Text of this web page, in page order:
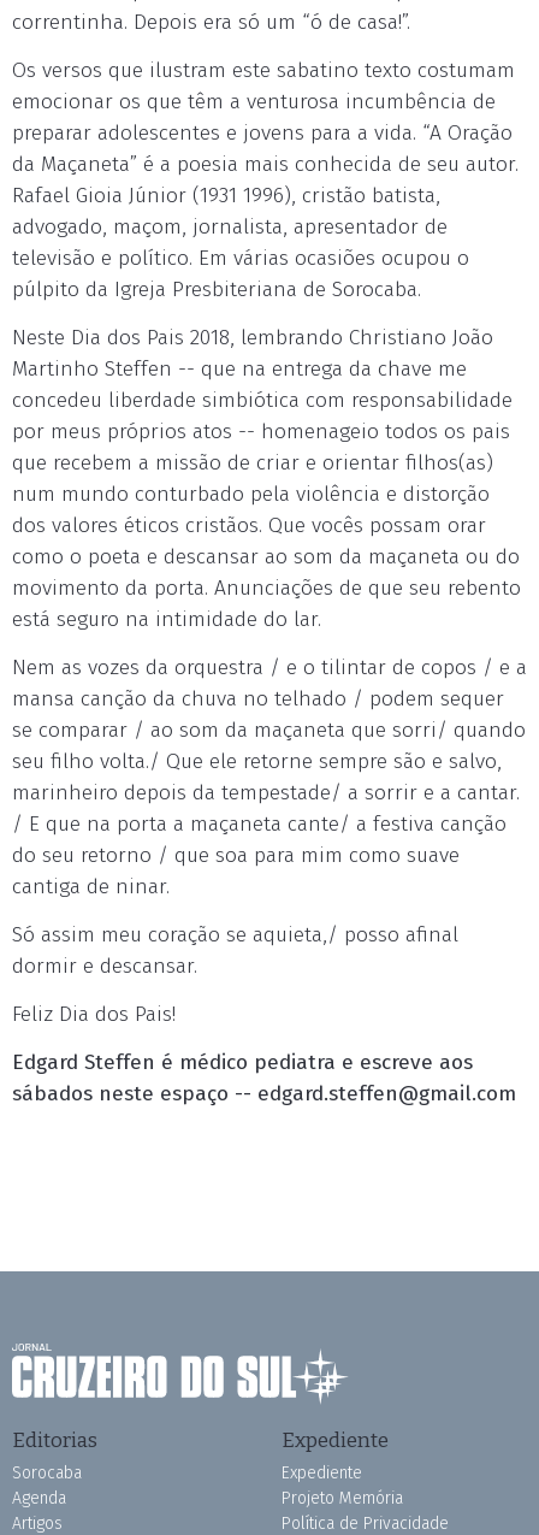
correntinha. Depois era só um “ó de casa!”.
Os versos que ilustram este sabatino texto costumam
emocionar os que têm a venturosa incumbência de
preparar adolescentes e jovens para a vida. “A Oração
da Maçaneta” é a poesia mais conhecida de seu autor.
Rafael Gioia Júnior (1931 1996), cristão batista,
advogado, maçom, jornalista, apresentador de
televisão e político. Em várias ocasiões ocupou o
púlpito da Igreja Presbiteriana de Sorocaba.
Neste Dia dos Pais 2018, lembrando Christiano João
Martinho Steffen -- que na entrega da chave me
concedeu liberdade simbiótica com responsabilidade
por meus próprios atos -- homenageio todos os pais
que recebem a missão de criar e orientar filhos(as)
num mundo conturbado pela violência e distorção
dos valores éticos cristãos. Que vocês possam orar
como o poeta e descansar ao som da maçaneta ou do
movimento da porta. Anunciações de que seu rebento
está seguro na intimidade do lar.
Nem as vozes da orquestra / e o tilintar de copos / e a
mansa canção da chuva no telhado / podem sequer
se comparar / ao som da maçaneta que sorri/ quando
seu filho volta./ Que ele retorne sempre são e salvo,
marinheiro depois da tempestade/ a sorrir e a cantar.
/ E que na porta a maçaneta cante/ a festiva canção
do seu retorno / que soa para mim como suave
cantiga de ninar.
Só assim meu coração se aquieta,/ posso afinal
dormir e descansar.
Feliz Dia dos Pais!
Edgard Steffen é médico pediatra e escreve aos
sábados neste espaço -- edgard.steffen@gmail.com
Editorias
Sorocaba
Agenda
Artigos
Expediente
Expediente
Projeto Memória
Política de Privacidade